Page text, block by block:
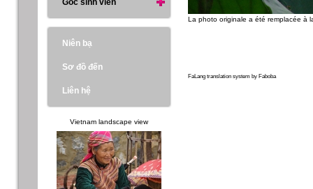
La photo originale a été remplacée à
FaLang translation system by Faboba
Góc sinh viên
Niên bạ
Sơ đồ đến
Liên hệ
Vietnam landscape view